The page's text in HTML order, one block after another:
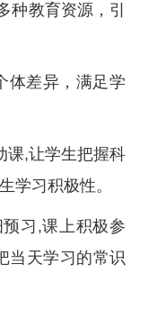
种教育资源，引
体差异，满足学
课,让学生把握科
学习积极性。
习,课上积极参
当天学习的常识